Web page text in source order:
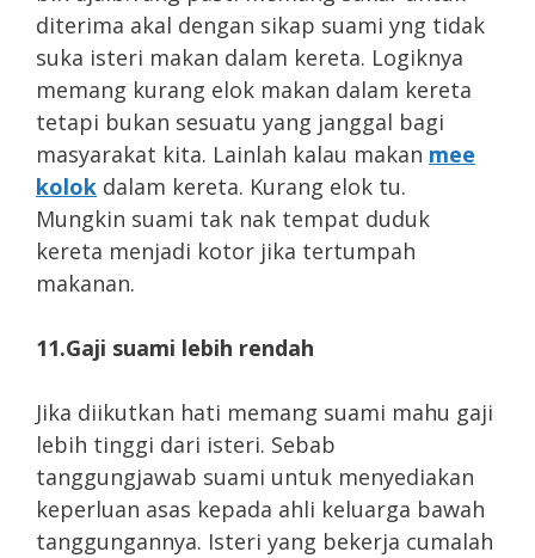
diterima akal dengan sikap suami yng tidak
suka isteri makan dalam kereta. Logiknya
memang kurang elok makan dalam kereta
tetapi bukan sesuatu yang janggal bagi
masyarakat kita. Lainlah kalau makan mee
kolok dalam kereta. Kurang elok tu.
Mungkin suami tak nak tempat duduk
kereta menjadi kotor jika tertumpah
makanan.
11.Gaji suami lebih rendah
Jika diikutkan hati memang suami mahu gaji
lebih tinggi dari isteri. Sebab
tanggungjawab suami untuk menyediakan
keperluan asas kepada ahli keluarga bawah
tanggungannya. Isteri yang bekerja cumalah